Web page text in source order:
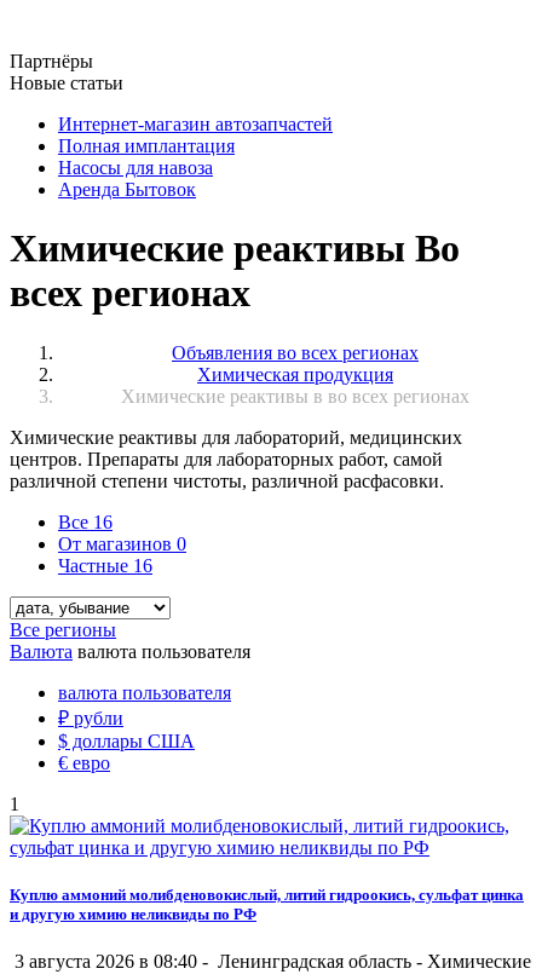
Партнёры
Новые статьи
Интернет-магазин автозапчастей
Полная имплантация
Насосы для навоза
Аренда Бытовок
Химические реактивы Во
всех регионах
Объявления во всех регионах
Химическая продукция
Химические реактивы в во всех регионах
Химические реактивы для лабораторий, медицинских
центров. Препараты для лабораторных работ, самой
различной степени чистоты, различной расфасовки.
Все 16
От магазинов 0
Частные 16
Все регионы
Валюта валюта пользователя
валюта пользователя
₽ рубли
$ доллары США
€ евро
1
Куплю аммоний молибденовокислый, литий гидроокись, сульфат цинка
и другую химию неликвиды по РФ
3 августа 2026 в 08:40 - Ленинградская область - Химические